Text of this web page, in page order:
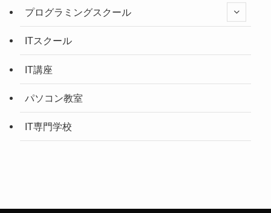
プログラミングスクール
ITスクール
IT講座
パソコン教室
IT専門学校